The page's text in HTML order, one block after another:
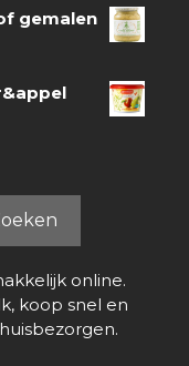
gemalen
online.
koop snel en